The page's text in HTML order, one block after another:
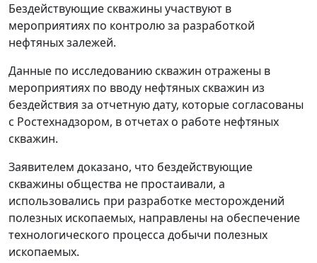
Бездействующие скважины участвуют в
мероприятиях по контролю за разработкой
нефтяных залежей.
Данные по исследованию скважин отражены в
мероприятиях по вводу нефтяных скважин из
бездействия за отчетную дату, которые согласованы
с Ростехнадзором, в отчетах о работе нефтяных
скважин.
Заявителем доказано, что бездействующие
скважины общества не простаивали, а
использовались при разработке месторождений
полезных ископаемых, направлены на обеспечение
технологического процесса добычи полезных
ископаемых.